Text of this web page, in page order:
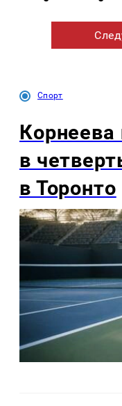
Спорт
Корнеева
в
в Торонто